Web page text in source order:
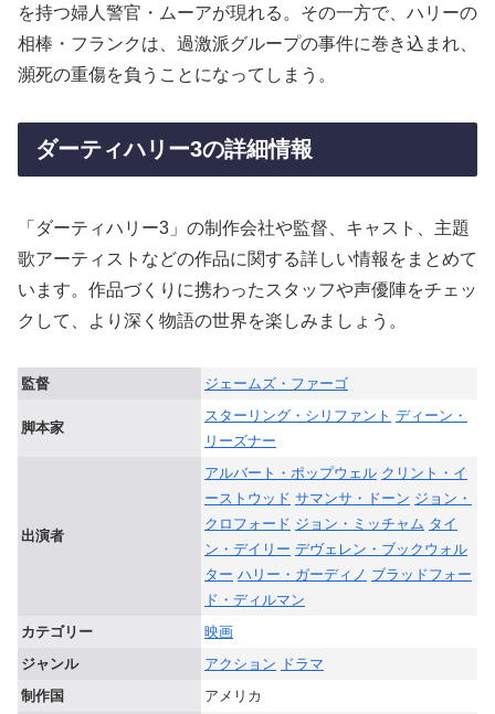
を持つ婦人警官・ムーアが現れる。その一方で、ハリーの
相棒・フランクは、過激派グループの事件に巻き込まれ、
瀕死の重傷を負うことになってしまう。
ダーティハリー3の詳細情報
「ダーティハリー3」の制作会社や監督、キャスト、主題
歌アーティストなどの作品に関する詳しい情報をまとめて
います。作品づくりに携わったスタッフや声優陣をチェッ
クして、より深く物語の世界を楽しみましょう。
監督 ジェームズ・ファーゴ
脚本家
スターリング・シリファント ディーン・
リーズナー
出演者
アルバート・ポップウェル クリント・イ
ーストウッド サマンサ・ドーン ジョン・
クロフォード ジョン・ミッチャム タイ
ン・デイリー デヴェレン・ブックウォル
ター ハリー・ガーディノ ブラッドフォー
ド・ディルマン
カテゴリー
映画
ジャンル
アクション ドラマ
制作国
アメリカ